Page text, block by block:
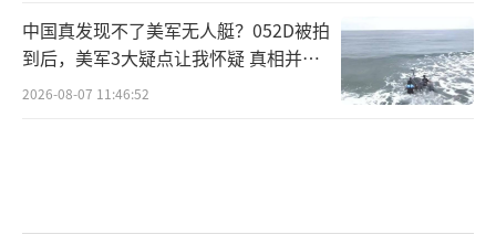
中国真发现不了美军无人艇？052D被拍
到后，美军3大疑点让我怀疑 真相并非
如此
2026-08-07 11:46:52